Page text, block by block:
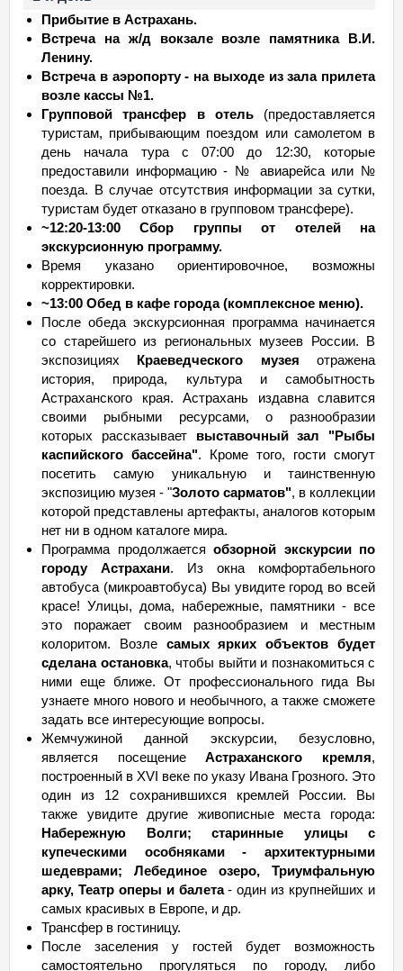
Прибытие в Астрахань.
Встреча на ж/д вокзале возле памятника В.И.
Ленину.
Встреча в аэропорту - на выходе из зала прилета
возле кассы №1.
Групповой трансфер в отель(предоставляется
туристам, прибывающим поездом или самолетом в
день начала тура с 07:00 до 12:30, которые
предоставили информацию - № авиарейса или №
поезда. В случае отсутствия информации за сутки,
туристам будет отказано в групповом трансфере).
~12:20-13:00 Сбор группы от отелей на
экскурсионную программу.
Время указано ориентировочное, возможны
корректировки.
~13:00 Обед в кафе города (комплексное меню).
После обеда экскурсионная программа начинается
со старейшего из региональных музеев России. В
экспозициях Краеведческого музея отражена
история, природа, культура и самобытность
Астраханского края. Астрахань издавна славится
своими рыбными ресурсами, о разнообразии
которых рассказывает выставочный зал "Рыбы
каспийского бассейна". Кроме того, гости смогут
посетить самую уникальную и таинственную
экспозицию музея - "Золото сарматов", в коллекции
которой представлены артефакты, аналогов которым
нет ни в одном каталоге мира.
Программа продолжается обзорной экскурсии по
городу Астрахани. Из окна комфортабельного
автобуса (микроавтобуса) Вы увидите город во всей
красе! Улицы, дома, набережные, памятники - все
это поражает своим разнообразием и местным
колоритом. Возле самых ярких объектов будет
сделана остановка, чтобы выйти и познакомиться с
ними еще ближе. От профессионального гида Вы
узнаете много нового и необычного, а также сможете
задать все интересующие вопросы.
Жемчужиной данной экскурсии, безусловно,
является посещениеАстраханского кремля,
построенный в XVI веке по указу Ивана Грозного. Это
один из 12 сохранившихся кремлей России. Вы
также увидите другие живописные места города:
Набережную Волги; старинные улицы с
купеческими особняками - архитектурными
шедеврами; Лебединое озеро, Триумфальную
арку, Театр оперы и балета- один из крупнейших и
самых красивых в Европе, и др.
Трансфер в гостиницу.
После заселения у гостей будет возможность
самостоятельно прогуляться по городу, либо